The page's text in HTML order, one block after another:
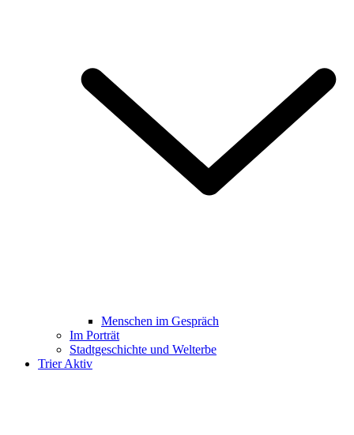
Menschen im Gespräch
Im Porträt
Stadtgeschichte und Welterbe
Trier Aktiv